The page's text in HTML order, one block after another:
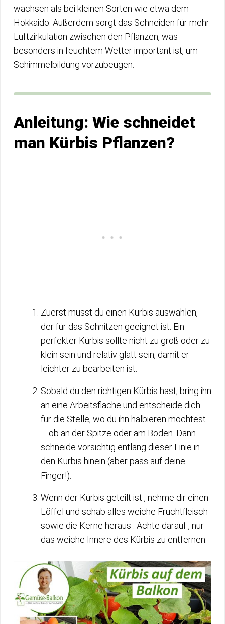
wachsen als bei kleinen Sorten wie etwa dem
Hokkaido. Außerdem sorgt das Schneiden für mehr
Luftzirkulation zwischen den Pflanzen, was
besonders in feuchtem Wetter important ist, um
Schimmelbildung vorzubeugen.
Anleitung: Wie schneidet
man Kürbis Pflanzen?
Zuerst musst du einen Kürbis auswählen,
der für das Schnitzen geeignet ist. Ein
perfekter Kürbis sollte nicht zu groß oder zu
klein sein und relativ glatt sein, damit er
leichter zu bearbeiten ist.
Sobald du den richtigen Kürbis hast, bring ihn
an eine Arbeitsfläche und entscheide dich
für die Stelle, wo du ihn halbieren möchtest
– ob an der Spitze oder am Boden. Dann
schneide vorsichtig entlang dieser Linie in
den Kürbis hinein (aber pass auf deine
Finger!).
Wenn der Kürbis geteilt ist , nehme dir einen
Löffel und schab alles weiche Fruchtfleisch
sowie die Kerne heraus . Achte darauf , nur
das weiche Innere des Kürbis zu entfernen.